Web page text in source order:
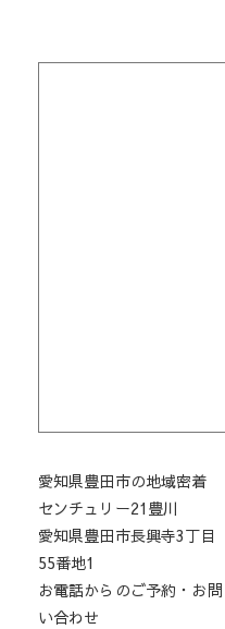
愛知県豊田市の地域密着
センチュリー21豊川
愛知県豊田市長興寺3丁目
55番地1
お電話からのご予約・お問
い合わせ